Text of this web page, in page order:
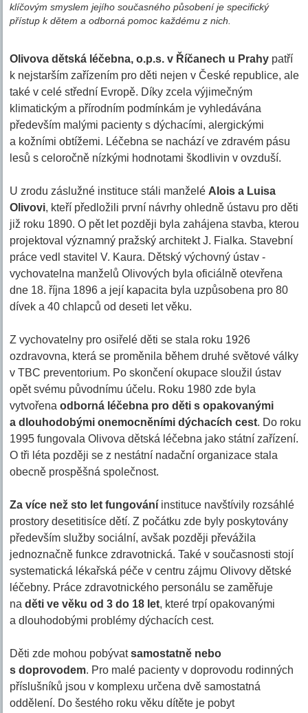
klíčovým smyslem jejího současného působení je specifický
přístup k dětem a odborná pomoc každému z nich.
Olivova dětská léčebna, o.p.s. v Říčanech u Prahy patří
k nejstarším zařízením pro děti nejen v České republice, ale
také v celé střední Evropě. Díky zcela výjimečným
klimatickým a přírodním podmínkám je vyhledávána
především malými pacienty s dýchacími, alergickými
a kožními obtížemi. Léčebna se nachází ve zdravém pásu
lesů s celoročně nízkými hodnotami škodlivin v ovzduší.
U zrodu záslužné instituce stáli manželé Alois a Luisa
Olivovi, kteří předložili první návrhy ohledně ústavu pro děti
již roku 1890. O pět let později byla zahájena stavba, kterou
projektoval významný pražský architekt J. Fialka. Stavební
práce vedl stavitel V. Kaura. Dětský výchovný ústav -
vychovatelna manželů Olivových byla oficiálně otevřena
dne 18. října 1896 a její kapacita byla uzpůsobena pro 80
dívek a 40 chlapců od deseti let věku.
Z vychovatelny pro osiřelé děti se stala roku 1926
ozdravovna, která se proměnila během druhé světové války
v TBC preventorium. Po skončení okupace sloužil ústav
opět svému původnímu účelu. Roku 1980 zde byla
vytvořenaodborná léčebna pro děti s opakovanými
a dlouhodobými onemocněními dýchacích cest. Do roku
1995 fungovala Olivova dětská léčebna jako státní zařízení.
O tři léta později se z nestátní nadační organizace stala
obecně prospěšná společnost.
Za více než sto let fungování instituce navštívily rozsáhlé
prostory desetitisíce dětí. Z počátku zde byly poskytovány
především služby sociální, avšak později převážila
jednoznačně funkce zdravotnická. Také v současnosti stojí
systematická lékařská péče v centru zájmu Olivovy dětské
léčebny. Práce zdravotnického personálu se zaměřuje
naděti ve věku od 3 do 18 let, které trpí opakovanými
a dlouhodobými problémy dýchacích cest.
Děti zde mohou pobývatsamostatně nebo
s doprovodem. Pro malé pacienty v doprovodu rodinných
příslušníků jsou v komplexu určena dvě samostatná
oddělení. Do šestého roku věku dítěte je pobyt